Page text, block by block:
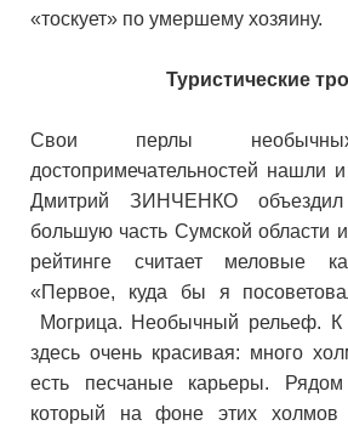
«тоскует» по умершему хозяину.
Туристические
Свои перлы
достопримечательностей нашли
Дмитрий ЗИНЧЕНКО
большую часть Сумской области
рейтинге считает меловые
«Первое, куда бы я
Могрица. Необычный рельеф.
здесь очень красивая: много
есть песчаные карьеры. Рядом
который на фоне этих холмов